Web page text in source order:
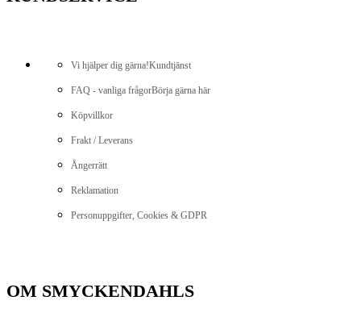
Vi hjälper dig gärna!Kundtjänst
FAQ - vanliga frågorBörja gärna här
Köpvillkor
Frakt / Leverans
Ångerrätt
Reklamation
Personuppgifter, Cookies & GDPR
OM SMYCKENDAHLS